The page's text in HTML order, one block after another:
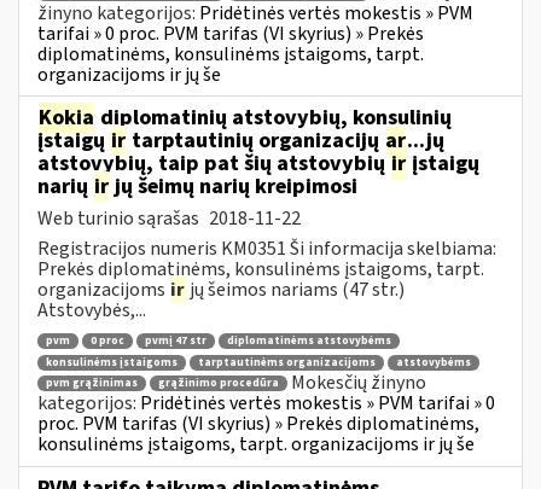
žinyno kategorijos: Pridėtinės vertės mokestis » PVM
tarifai » 0 proc. PVM tarifas (VI skyrius) » Prekės
diplomatinėms, konsulinėms įstaigoms, tarpt.
organizacijoms ir jų še
Kokia diplomatinių atstovybių, konsulinių
įstaigų ir tarptautinių organizacijų ar...jų
atstovybių, taip pat šių atstovybiųir įstaigų
narių irjų šeimų narių kreipimosi
Web turinio sąrašas 2018-11-22
Registracijos numeris KM0351 Ši informacija skelbiama:
Prekės diplomatinėms, konsulinėms įstaigoms, tarpt.
organizacijoms ir jų šeimos nariams (47 str.)
Atstovybės,...
pvm 0 proc pvmį 47 str
diplomatinėms atstovybėms
konsulinėms įstaigoms
tarptautinėms organizacijoms
atstovybėms
pvm grąžinimas
grąžinimo procedūra
Mokesčių žinyno
kategorijos: Pridėtinės vertės mokestis » PVM tarifai » 0
proc. PVM tarifas (VI skyrius) » Prekės diplomatinėms,
konsulinėms įstaigoms, tarpt. organizacijoms ir jų še